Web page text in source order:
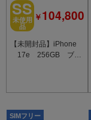
SS
未使用
品
￥104,800
【未開封品】iPhone
17e 256GB ブラ
SIMフリー